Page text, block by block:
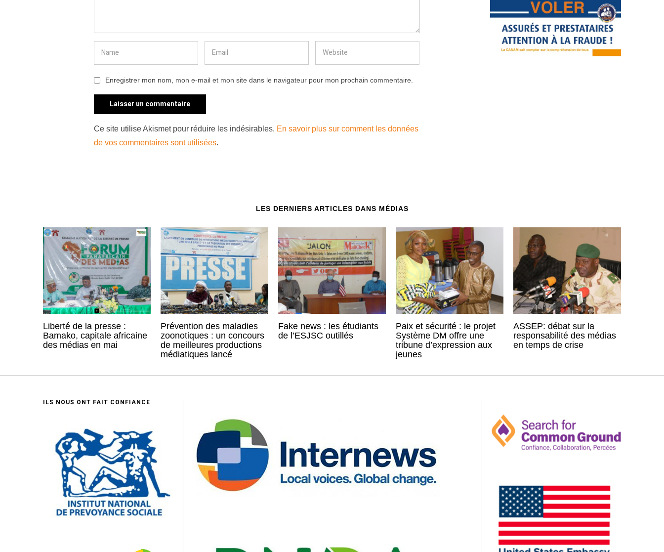
Enregistrer mon nom, mon e-mail et mon site dans le navigateur pour mon prochain commentaire.
Ce site utilise Akismet pour réduire les indésirables. En savoir plus sur comment les données
de vos commentaires sont utilisées.
LES DERNIERS ARTICLES DANS MÉDIAS
Liberté de la presse :
Bamako, capitale africaine
des médias en mai
Prévention des maladies
zoonotiques : un concours
de meilleures productions
médiatiques lancé
Fake news : les étudiants
de l’ESJSC outillés
Paix et sécurité : le projet
Système DM offre une
tribune d’expression aux
jeunes
ASSEP: débat sur la
responsabilité des médias
en temps de crise
ILS NOUS ONT FAIT CONFIANCE